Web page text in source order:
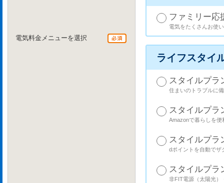
電気料金メニューを選択
ファミリー応
電気をたくさんお使
ライフスタイ
スタイルプラ
住まいのトラブルに
スタイルプラ
Amazonで暮らしを
スタイルプラ
dポイントを自動でザ
スタイルプラ
非FIT電源（太陽光）